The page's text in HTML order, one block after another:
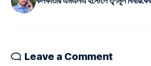
Leave a Comment